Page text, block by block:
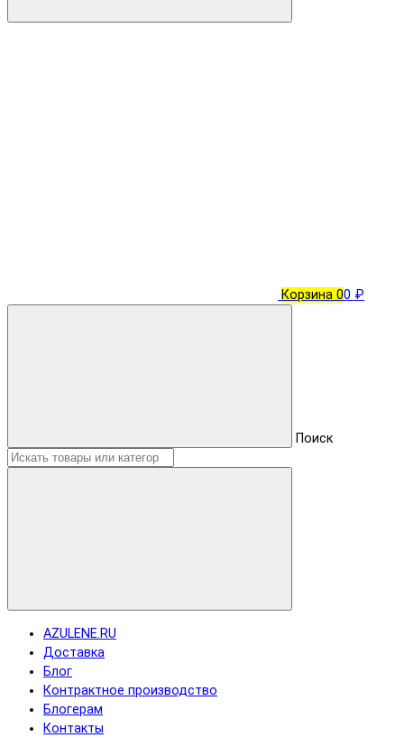
Корзина 00 ₽
Поиск
AZULENE.RU
Доставка
Блог
Контрактное производство
Блогерам
Контакты